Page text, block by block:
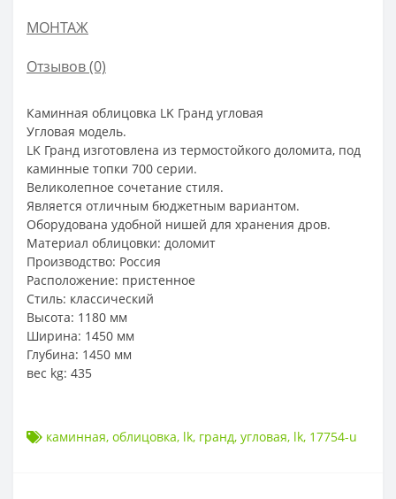
МОНТАЖ
Отзывов (0)
Каминная облицовка LK Гранд угловая
Угловая модель.
LK Гранд изготовлена из термостойкого доломита, под
каминные топки 700 серии.
Великолепное сочетание стиля.
Является отличным бюджетным вариантом.
Оборудована удобной нишей для хранения дров.
Материал облицовки: доломит
Производство: Россия
Расположение: пристенное
Стиль: классический
Высота: 1180 мм
Ширина: 1450 мм
Глубина: 1450 мм
вес kg: 435
каминная, облицовка, lk, гранд, угловая, lk, 17754-u